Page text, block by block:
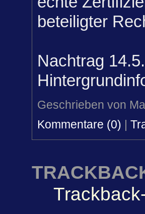
beteiligter
Nachtrag
Geschrieben von
Kommentare (0) |